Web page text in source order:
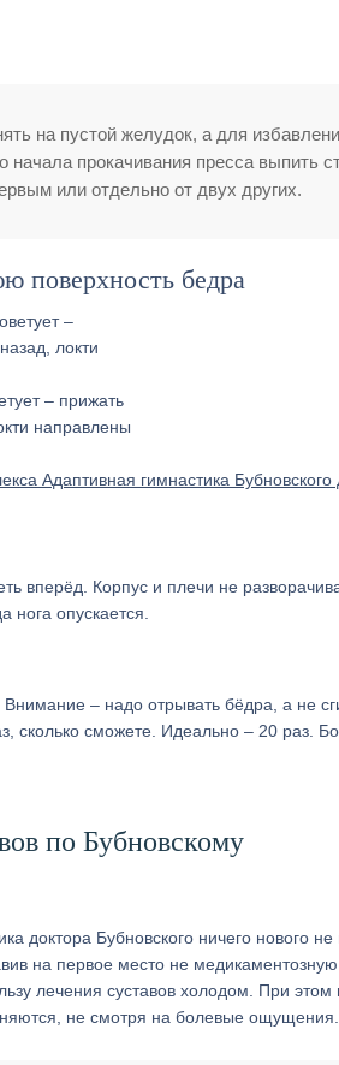
на пустой желудок, а для
прокачивания пресса выпить
или отдельно от двух других.
поверхность бедра
– прижать
направлены
Адаптивная гимнастика
вперёд. Корпус и плечи не
нога опускается.
Внимание – надо отрывать бёдра, а не
сколько сможете. Идеально – 20 раз.
по Бубновскому
доктора Бубновского ничего нового
на первое место не
лечения суставов холодом. При
не смотря на болевые ощущения.